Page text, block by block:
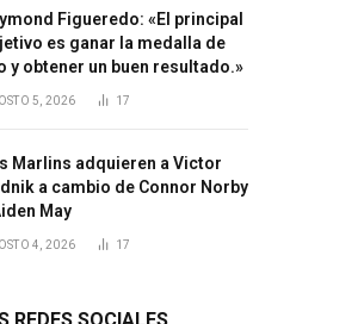
Figueredo: «El principal
es ganar la medalla de
y obtener un buen resultado.»
5, 2026 17
Marlins adquieren a Victor
a cambio de Connor Norby
May
4, 2026 17